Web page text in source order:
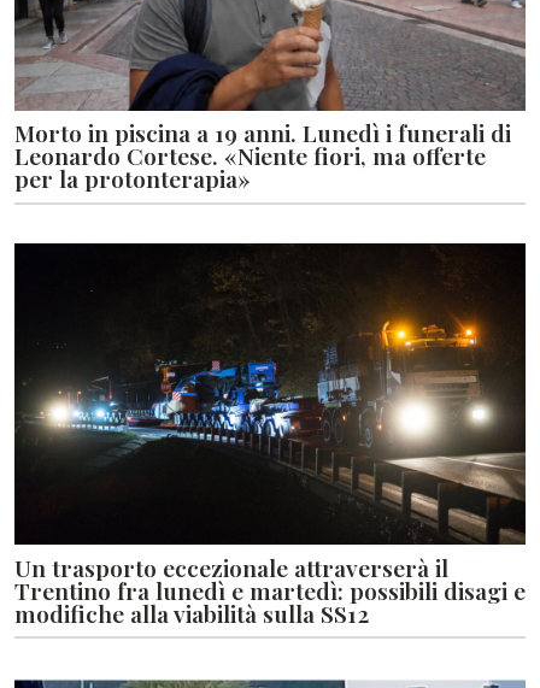
Morto in piscina a 19 anni. Lunedì i funerali di
Leonardo Cortese. «Niente fiori, ma offerte
per la protonterapia»
Un trasporto eccezionale attraverserà il
Trentino fra lunedì e martedì: possibili disagi e
modifiche alla viabilità sulla SS12